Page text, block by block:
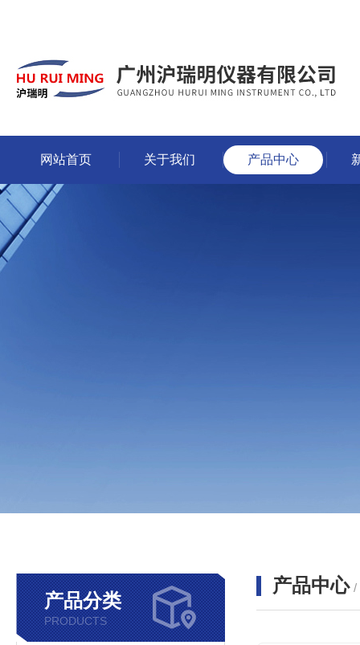
网站首页 关于我们 产品中心
产品分类
PRODUCTS
产品中心 /